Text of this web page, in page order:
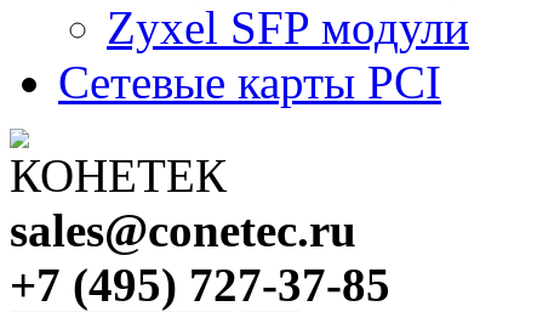
Zyxel SFP модули
Сетевые карты PCI
sales@conetec.ru
+7 (495) 727-37-85